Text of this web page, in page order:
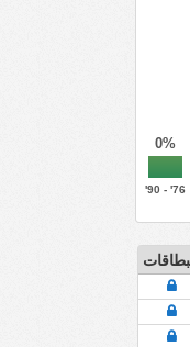
0%
76' - 90'